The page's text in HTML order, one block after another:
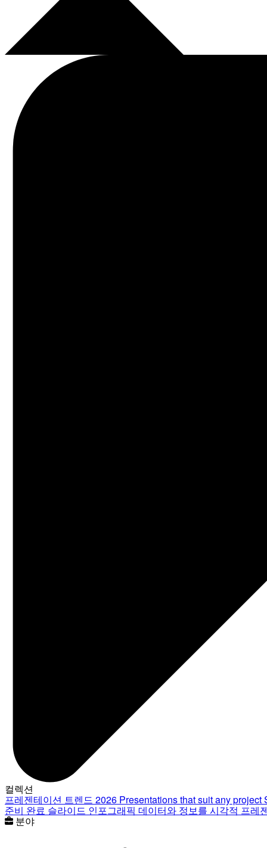
컬렉션
프레젠테이션 트렌드 2026 Presentations that suit any project
준비 완료 슬라이드 인포그래픽 데이터와 정보를 시각적 프레
분야